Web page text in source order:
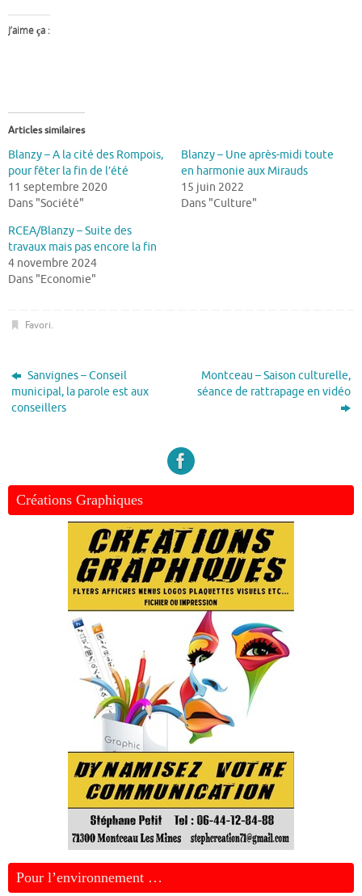
J’aime ça :
Articles similaires
Blanzy – A la cité des Rompois,
pour fêter la fin de l’été
11 septembre 2020
Dans "Société"
Blanzy – Une après-midi toute
en harmonie aux Mirauds
15 juin 2022
Dans "Culture"
RCEA/Blanzy – Suite des
travaux mais pas encore la fin
4 novembre 2024
Dans "Economie"
Favori.
Sanvignes – Conseil
municipal, la parole est aux
conseillers
Montceau – Saison culturelle,
séance de rattrapage en vidéo
Créations Graphiques
Pour l’environnement …